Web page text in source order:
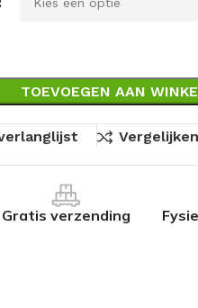
TOEVOEGEN AAN
Vergelijken
Gratis verzending